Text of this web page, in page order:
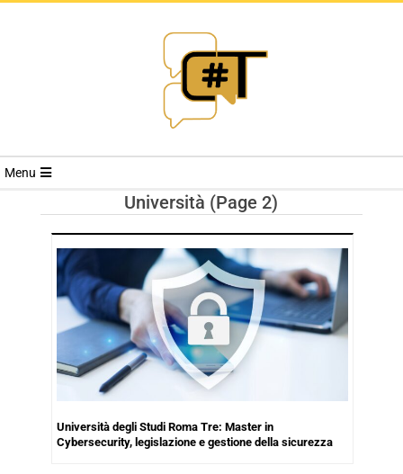
RIVISTA
TRENDS
Menu
Università (Page 2)
Università degli Studi Roma Tre: Master in
Cybersecurity, legislazione e gestione della sicurezza